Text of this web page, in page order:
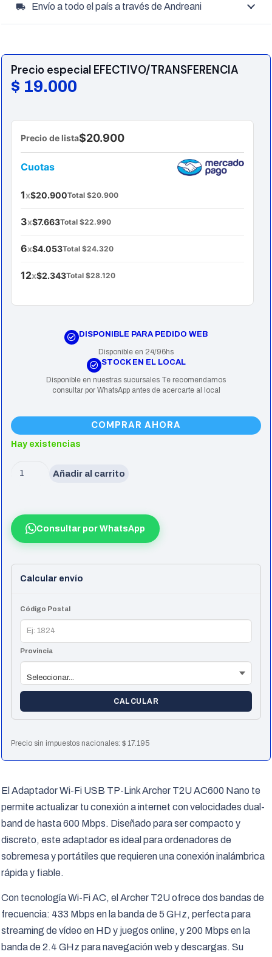
local_shipping Envío a todo el país a través de Andreani
Precio especial EFECTIVO/TRANSFERENCIA
$ 19.000
Precio de lista$20.900
Cuotas
1x$20.900Total $20.900
3x$7.663Total $22.990
6x$4.053Total $24.320
12x$2.343Total $28.120
DISPONIBLE PARA PEDIDO WEB
Disponible en 24/96hs
STOCK EN EL LOCAL
Disponible en nuestras sucursales Te recomendamos
consultar por WhatsApp antes de acercarte al local
COMPRAR AHORA
Hay existencias
Placa
Tp-
Link
T2U
Ac600
Añadir al carrito
Consultar por WhatsApp
Calcular envío
Código Postal
Provincia
CALCULAR
Precio sin impuestos nacionales:$ 17.195
El Adaptador Wi-Fi USB TP-Link Archer T2U AC600 Nano te
permite actualizar tu conexión a internet con velocidades dual-
band de hasta 600 Mbps. Diseñado para ser compacto y
discreto, este adaptador es ideal para ordenadores de
sobremesa y portátiles que requieren una conexión inalámbrica
rápida y fiable.
Con tecnología Wi-Fi AC, el Archer T2U ofrece dos bandas de
frecuencia: 433 Mbps en la banda de 5 GHz, perfecta para
streaming de vídeo en HD y juegos online, y 200 Mbps en la
banda de 2.4 GHz para navegación web y descargas. Su